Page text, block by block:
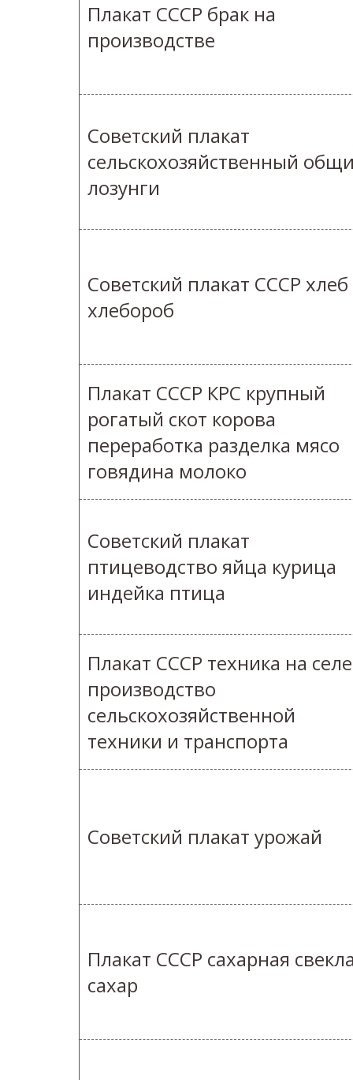
Плакат СССР брак на
производстве
Советский плакат
сельскохозяйственный
лозунги
Советский плакат СССР хлеб
хлебороб
Плакат СССР КРС крупный
рогатый скот корова
переработка разделка мясо
говядина молоко
Советский плакат
птицеводство яйца курица
индейка птица
Плакат СССР техника на селе
производство
сельскохозяйственной
техники и транспорта
Советский плакат урожай
Плакат СССР сахарная
сахар